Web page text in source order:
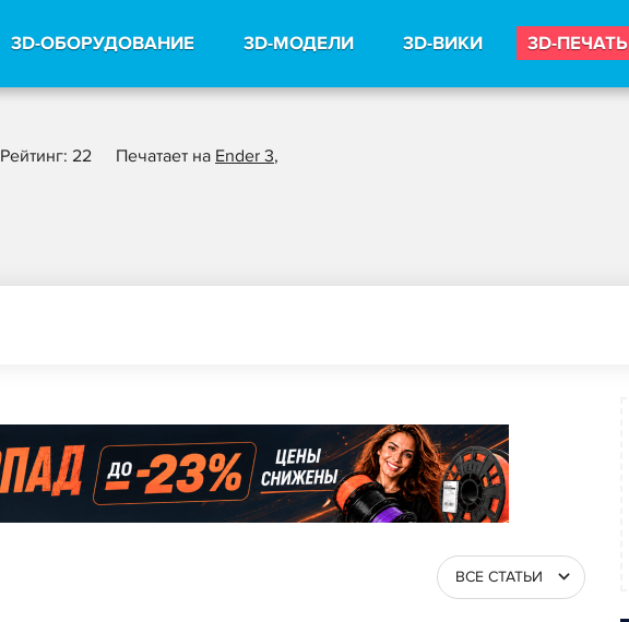
3D-ОБОРУДОВАНИЕ 3D-МОДЕЛИ 3D-ВИКИ 3D-ПЕЧАТЬ
Рейтинг: 22 Печатает на Ender 3,
ВСЕ СТАТЬИ